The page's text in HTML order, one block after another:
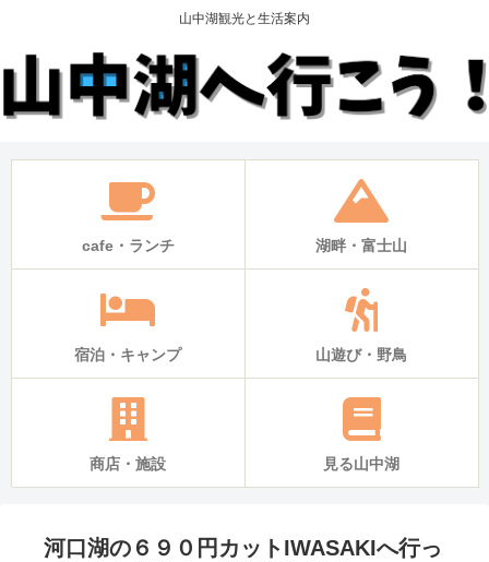
山中湖観光と生活案内
cafe・ランチ 湖畔・富士山
宿泊・キャンプ 山遊び・野鳥
商店・施設 見る山中湖
河口湖の６９０円カットIWASAKIへ行っ